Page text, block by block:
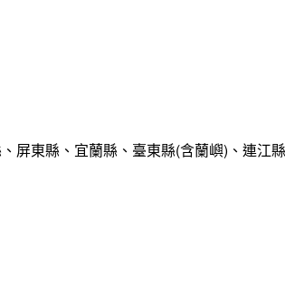
東縣、宜蘭縣、臺東縣(含蘭嶼)、連江